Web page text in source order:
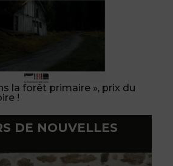
la forêt primaire », prix du
!
DE NOUVELLES